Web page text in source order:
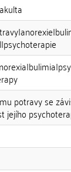
potravy se
jejího